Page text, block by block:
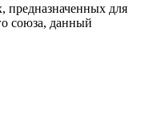
предназначенных для
союза, данный